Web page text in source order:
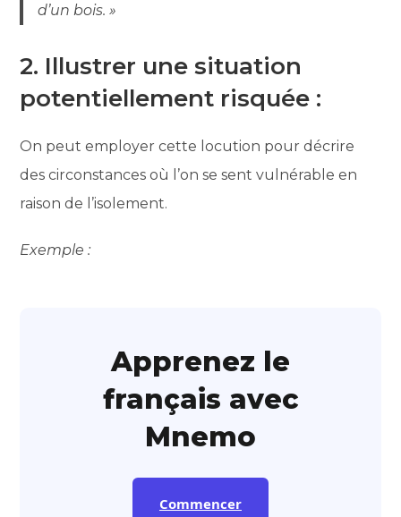
d’un bois. »
2. Illustrer une situation
potentiellement risquée :
On peut employer cette locution pour décrire
des circonstances où l’on se sent vulnérable en
raison de l’isolement.
Exemple :
Apprenez le
français avec
Mnemo
Commencer